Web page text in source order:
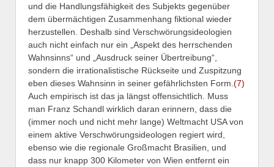
und die Handlungsfähigkeit des Subjekts gegenüber
dem übermächtigen Zusammenhang fiktional wieder
herzustellen. Deshalb sind Verschwörungsideologien
auch nicht einfach nur ein „Aspekt des herrschenden
Wahnsinns“ und „Ausdruck seiner Übertreibung“,
sondern die irrationalistische Rückseite und Zuspitzung
eben dieses Wahnsinn in seiner gefährlichsten Form. (7)
Auch empirisch ist das ja längst offensichtlich. Muss
man Franz Schandl wirklich daran erinnern, dass die
(immer noch und nicht mehr lange) Weltmacht USA von
einem aktive Verschwörungsideologen regiert wird,
ebenso wie die regionale Großmacht Brasilien, und
dass nur knapp 300 Kilometer von Wien entfernt ein